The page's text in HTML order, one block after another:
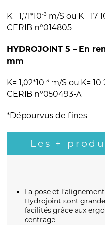
K= 1,71*10-3 m/S ou K= 17
CERIB n°014805
HYDROJOINT 5 – En
mm
K= 1,02*10-3 m/S ou K= 10
CERIB n°050493-A
*Dépourvus de fines
Les +
La pose et
Hydrojoint sont
facilités grâce aux
centrage